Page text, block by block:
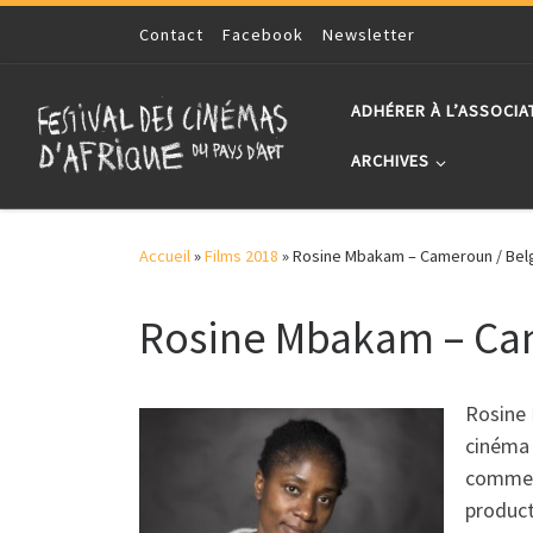
Skip to contentContact Facebook Newsletter
ADHÉRER À
ARCHIVES
Accueil»Films 2018 »Rosine Mbakam – Cameroun /
Rosine Mbakam –